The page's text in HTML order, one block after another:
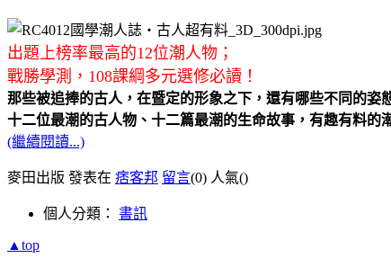
出題上榜率最高的12位潮人物；
戰勝學測，108課綱多元選修必讀！
那些被追捧的古人，在暨定的形象之下，還有哪些不同的姿
十二位最潮的古人物、十二篇最潮的生命故事，有趣有料的
(繼續閱讀...)
麥田出版 發表在 痞客邦 留言(0) 人氣()
個人分類： 書訊
▲top